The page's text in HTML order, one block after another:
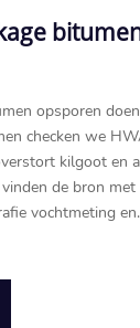
opsporen
checken we
kilgoot en
de bron
vochtmeting